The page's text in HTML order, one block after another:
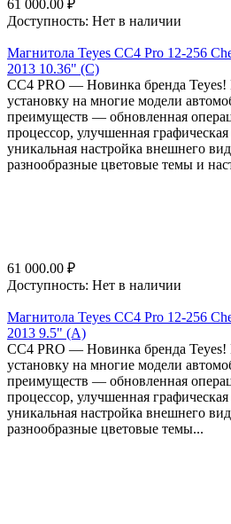
61 000.00 ₽
Доступность: Нет в наличии
Магнитола Teyes CC4 Pro 12-256
2013 10.36" (C)
СС4 PRO — Новинка бренда Teyes!
установку на многие модели
преимуществ — обновленная
процессор, улучшенная
уникальная настройка внешнего
разнообразные цветовые темы и
61 000.00 ₽
Доступность: Нет в наличии
Магнитола Teyes CC4 Pro 12-256
2013 9.5" (A)
СС4 PRO — Новинка бренда Teyes!
установку на многие модели
преимуществ — обновленная
процессор, улучшенная
уникальная настройка внешнего
разнообразные цветовые темы...